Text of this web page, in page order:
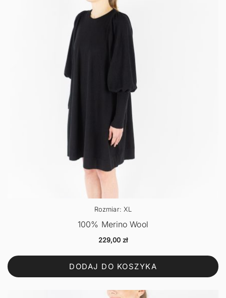
Rozmiar: XL
100% Merino Wool
229,00 zł
DODAJ DO KOSZYKA